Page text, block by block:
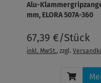
Alu-
mm, ELORA 507A-360
67,39 €/Stück
inkl. MwSt., zzgl.